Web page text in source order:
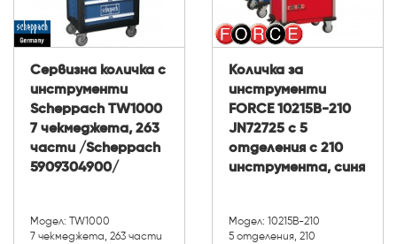
Сервизна количка с
инструменти
Scheppach TW1000
7 чекмеджета, 263
части /Scheppach
5909304900/
Модел: TW1000
7 чекмеджета, 263 части
Количка за
инструменти
FORCE 10215B-210
JN72725 с 5
отделения с 210
инструмента, синя
Модел: 10215B-210
5 отделения, 210